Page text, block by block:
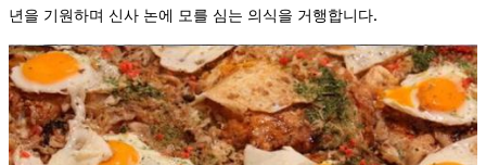
년을 기원하며 신사 논에 모를 심는 의식을 거행합니다.